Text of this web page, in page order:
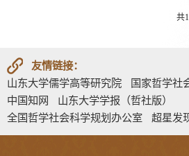
共
友情链接：
山东大学儒学高等研究院
国家哲学社
中国知网
山东大学学报（哲社版）
全国哲学社会科学规划办公室
超星发